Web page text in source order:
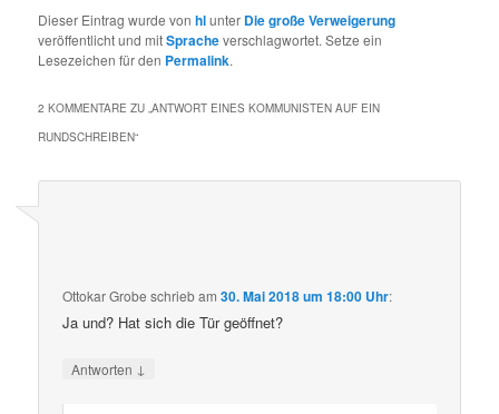
Dieser Eintrag wurde vonhlunter Die große Verweigerung
veröffentlicht und mitSpracheverschlagwortet. Setze ein
Lesezeichen für den Permalink.
2 KOMMENTARE ZU „ANTWORT EINES KOMMUNISTEN AUF EIN
RUNDSCHREIBEN“
Ottokar Grobe schriebam30. Mai 2018 um 18:00 Uhr:
Ja und? Hat sich die Tür geöffnet?
Antworten ↓